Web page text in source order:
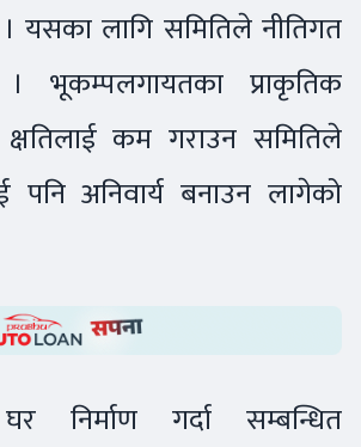
यसका लागि समितिले नीतिगत
भूकम्पलगायतका प्राकृतिक
क्षतिलाई कम गराउन समितिले
पनि अनिवार्य बनाउन लागेको
घर निर्माण गर्दा सम्बन्धित